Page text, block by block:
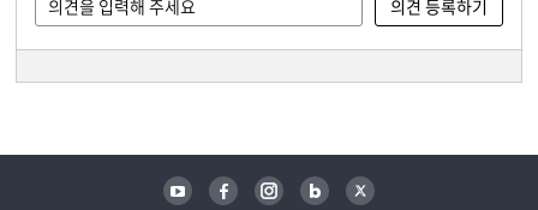
유튜브 페이스북 인스타그램 블로그 트위터